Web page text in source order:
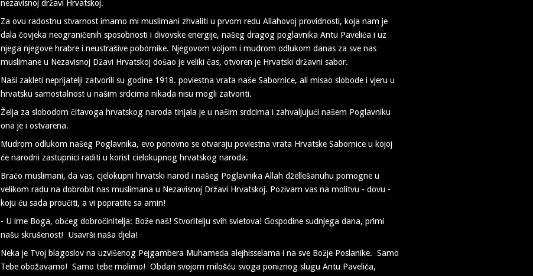
nezavisnoj državi Hrvatskoj.
Za ovu radostnu stvarnost imamo mi muslimani zhvaliti u prvom redu Allahovoj providnosti, koja nam je
dala čovjeka neograničenih sposobnosti i divovske energije, našeg dragog poglavnika Antu Pavelića i uz
njega njegove hrabre i neustrašive pobornike. Njegovom voljom i mudrom odlukom danas za sve nas
muslimane u Nezavisnoj Džavi Hrvatskoj došao je veliki čas, otvoren je Hrvatski državni sabor.
Naši zakleti neprijatelji zatvorili su godine 1918. poviestna vrata naše Sabornice, ali misao slobode i vjeru u
hrvatsku samostalnost u našim srdcima nikada nisu mogli zatvoriti.
Želja za slobodom čitavoga hrvatskog naroda tinjala je u našim srdcima i zahvaljujući našem Poglavniku
ona je i ostvarena.
Mudrom odlukom našeg Poglavnika, evo ponovno se otvaraju poviestna vrata Hrvatske Sabornice u kojoj
će narodni zastupnici raditi u korist cielokupnog hrvatskog naroda.
Braćo muslimani, da vas, cjelokupni hrvatski narod i našeg Poglavnika Allah džellešanuhu pomogne u
velikom radu na dobrobit nas muslimana u Nezavisnoj Državi Hrvatskoj. Pozivam vas na molitvu - dovu -
koju ću sada proučiti, a vi popratite sa amin!
- U ime Boga, obćeg dobročinitelja: Bože naš! Stvoritelju svih svietova! Gospodine sudnjega dana, primi
našu skrušenost! Usavrši naša djela!
Neka je Tvoj blagoslov na uzvišenog Pejgambera Muhameda alejhisselama i na sve Božje Poslanike. Samo
Tebe obožavamo! Samo tebe molimo! Obdari svojom milošću svoga poniznog slugu Antu Pavelića,